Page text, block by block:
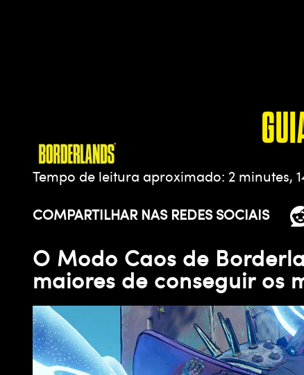
Tempo de leitura aproximado 2 minutes,
COMPARTILHAR NAS REDES SOCIAIS
O Modo Caos de
maiores de conseguir os